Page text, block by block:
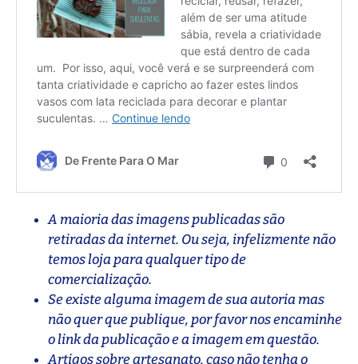
A maioria das imagens publicadas são
retiradas da internet. Ou seja, infelizmente não
temos loja para qualquer tipo de
comercialização.
Se existe alguma imagem de sua autoria mas
não quer que publique, por favor nos encaminhe
o link da publicação e a imagem em questão.
Artigos sobre artesanato, caso não tenha o